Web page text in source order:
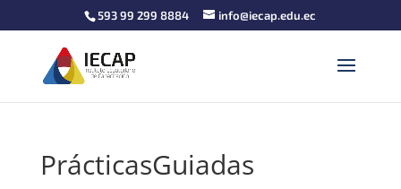
593 99 299 8884 info@iecap.edu.ec
PrácticasGuiadas